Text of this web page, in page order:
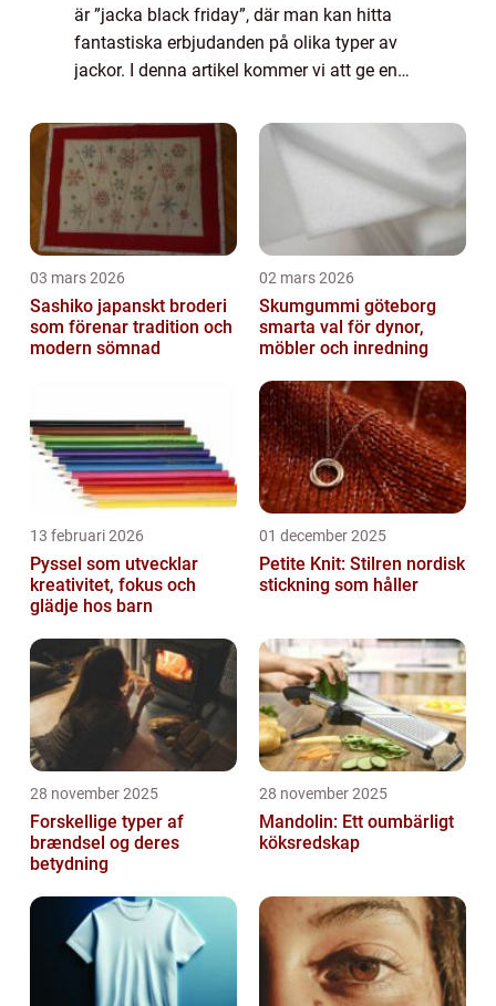
är ”jacka black friday”, där man kan hitta
fantastiska erbjudanden på olika typer av
jackor. I denna artikel kommer vi att ge en
presentera ...
03 mars 2026
Sashiko japanskt broderi
som förenar tradition och
modern sömnad
02 mars 2026
Skumgummi göteborg
smarta val för dynor,
möbler och inredning
13 februari 2026
Pyssel som utvecklar
kreativitet, fokus och
glädje hos barn
01 december 2025
Petite Knit: Stilren nordisk
stickning som håller
28 november 2025
Forskellige typer af
brændsel og deres
betydning
28 november 2025
Mandolin: Ett oumbärligt
köksredskap